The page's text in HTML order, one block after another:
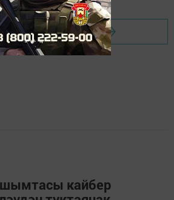
страницу новости
кайбер